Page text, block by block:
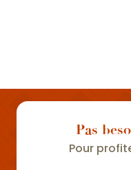
Pas
Pour